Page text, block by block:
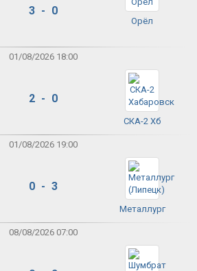
3 - 0
Орёл
01/08/2026 18:00
2 - 0
СКА-2 Хб
01/08/2026 19:00
0 - 3
Металлург
08/08/2026 07:00